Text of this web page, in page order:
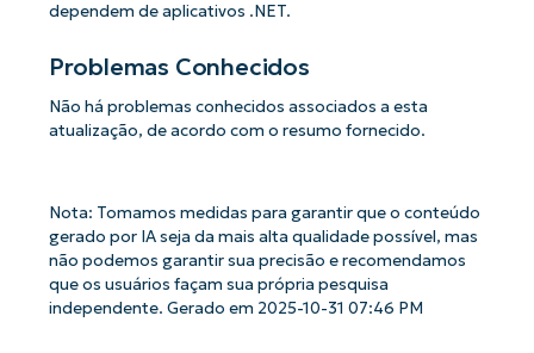
dependem de aplicativos .NET.
Problemas Conhecidos
Não há problemas conhecidos associados a esta
atualização, de acordo com o resumo fornecido.
Nota: Tomamos medidas para garantir que o conteúdo
gerado por IA seja da mais alta qualidade possível, mas
não podemos garantir sua precisão e recomendamos
que os usuários façam sua própria pesquisa
independente. Gerado em 2025-10-31 07:46 PM